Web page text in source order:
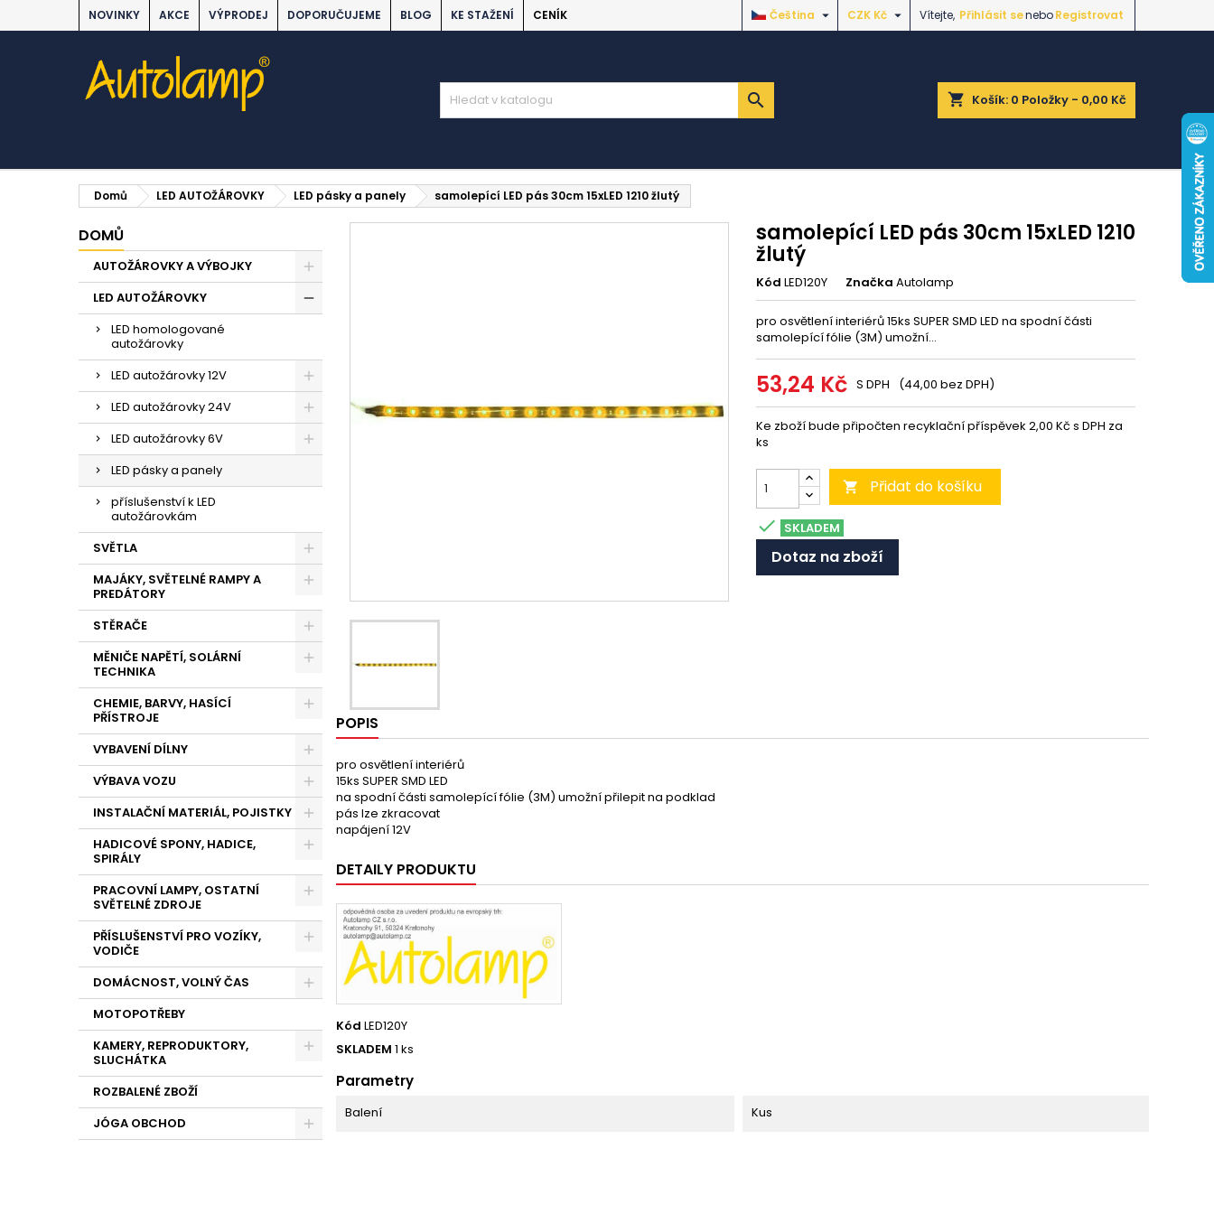
NOVINKY AKCE VÝPRODEJ DOPORUČUJEME BLOG KE STAŽENÍ CENÍK Vítejte, Přihlásit seneboRegistrovat
CZK Kč 
Čeština 
shopping_cart Košík: 0 Položky - 0,00 Kč

Domů LED AUTOŽÁROVKY LED pásky a panely samolepící LED pás 30cm 15xLED 1210 žlutý
DOMŮ
AUTOŽÁROVKY A VÝBOJKY
LED AUTOŽÁROVKY
LED homologované
autožárovky
LED autožárovky 12V
LED autožárovky 24V
LED autožárovky 6V
LED pásky a panely
příslušenství k LED
autožárovkám
SVĚTLA
MAJÁKY, SVĚTELNÉ RAMPY A
PREDÁTORY
STĚRAČE
MĚNIČE NAPĚTÍ, SOLÁRNÍ
TECHNIKA
CHEMIE, BARVY, HASÍCÍ
PŘÍSTROJE
VYBAVENÍ DÍLNY
VÝBAVA VOZU
INSTALAČNÍ MATERIÁL, POJISTKY
HADICOVÉ SPONY, HADICE,
SPIRÁLY
PRACOVNÍ LAMPY, OSTATNÍ
SVĚTELNÉ ZDROJE
PŘÍSLUŠENSTVÍ PRO VOZÍKY,
VODIČE
DOMÁCNOST, VOLNÝ ČAS
MOTOPOTŘEBY
KAMERY, REPRODUKTORY,
SLUCHÁTKA
ROZBALENÉ ZBOŽÍ
JÓGA OBCHOD
samolepící LED pás 30cm 15xLED 1210
žlutý
Kód LED120Y Značka Autolamp
pro osvětlení interiérů 15ks SUPER SMD LED na spodní části
samolepící fólie (3M) umožní...
53,24 Kč S DPH (44,00 bez DPH)
Ke zboží bude připočten recyklační příspěvek 2,00 Kč s DPH za
ks
 Přidat do košíku
 SKLADEM
Dotaz na zboží
POPIS
pro osvětlení interiérů
15ks SUPER SMD LED
na spodní části samolepící fólie (3M) umožní přilepit na podklad
pás lze zkracovat
napájení 12V
DETAILY PRODUKTU
Kód LED120Y
SKLADEM 1 ks
Parametry
Balení Kus